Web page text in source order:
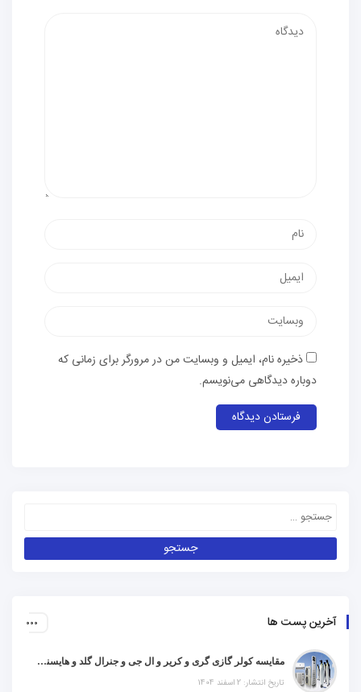
ذخیره نام، ایمیل و وبسایت من در مرورگر برای زمانی که
دوباره دیدگاهی می‌نویسم.
آخرین پست ها
مقایسه کولر گازی گری و کریر و ال جی و جنرال گلد و هایسنس و مدیا و اجنرال
تاریخ انتشار: 2 اسفند 1404